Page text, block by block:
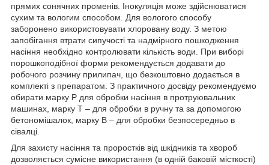
прямих сонячних променів. Інокуляція може здійснюватися
сухим та вологим способом. Для вологого способу
заборонено використовувати хлоровану воду. З метою
запобігання втрати сипучості та надмірного пошкодження
насіння необхідно контролювати кількість води. При виборі
порошкоподібної форми рекомендується додавати до
робочого розчину прилипач, що безкоштовно додається в
комплекті з препаратом. З практичного досвіду рекомендуємо
обирати марку Р для обробки насіння в протруювальних
машинах, марку Т – для обробки в ручну та за допомогою
бетономішалок, марку В – для обробки безпосередньо в
сівалці.
Для захисту насіння та проростків від шкідників та хвороб
дозволяється сумісне використання (в одній баковій місткості)